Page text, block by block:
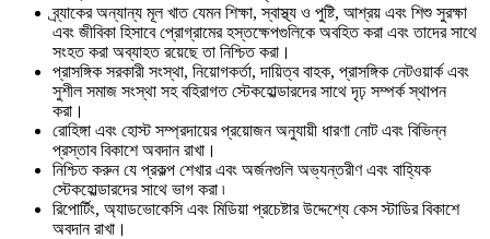
ব্র্যাকের অন্যান্য মূল খাত যেমন শিক্ষা, স্বাস্থ্য ও পুষ্টি, আশ্রয় এবং শিশু সুরক্ষা
এবং জীবিকা হিসাবে প্রোগ্রামের হস্তক্ষেপগুলিকে অবহিত করা এবং তাদের সাথে
সংহত করা অব্যাহত রয়েছে তা নিশ্চিত করা।
প্রাসঙ্গিক সরকারী সংস্থা, নিয়োগকর্তা, দায়িত্ব বাহক, প্রাসঙ্গিক নেটওয়ার্ক এবং
সুশীল সমাজ সংস্থা সহ বহিরাগত স্টেকহোল্ডারদের সাথে দৃঢ় সম্পর্ক স্থাপন
করা।
রোহিঙ্গা এবং হোস্ট সম্প্রদায়ের প্রয়োজন অনুযায়ী ধারণা নোট এবং বিভিন্ন
প্রস্তাব বিকাশে অবদান রাখা।
নিশ্চিত করুন যে প্রকল্প শেখার এবং অর্জনগুলি অভ্যন্তরীণ এবং বাহ্যিক
স্টেকহোল্ডারদের সাথে ভাগ করা ৷
রিপোর্টিং, অ্যাডভোকেসি এবং মিডিয়া প্রচেষ্টার উদ্দেশ্যে কেস স্টাডির বিকাশে
অবদান রাখা।